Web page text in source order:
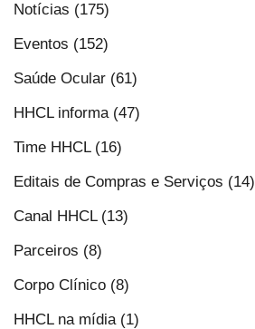
Notícias (175)
Eventos (152)
Saúde Ocular (61)
HHCL informa (47)
Time HHCL (16)
Editais de Compras e Serviços (14)
Canal HHCL (13)
Parceiros (8)
Corpo Clínico (8)
HHCL na mídia (1)